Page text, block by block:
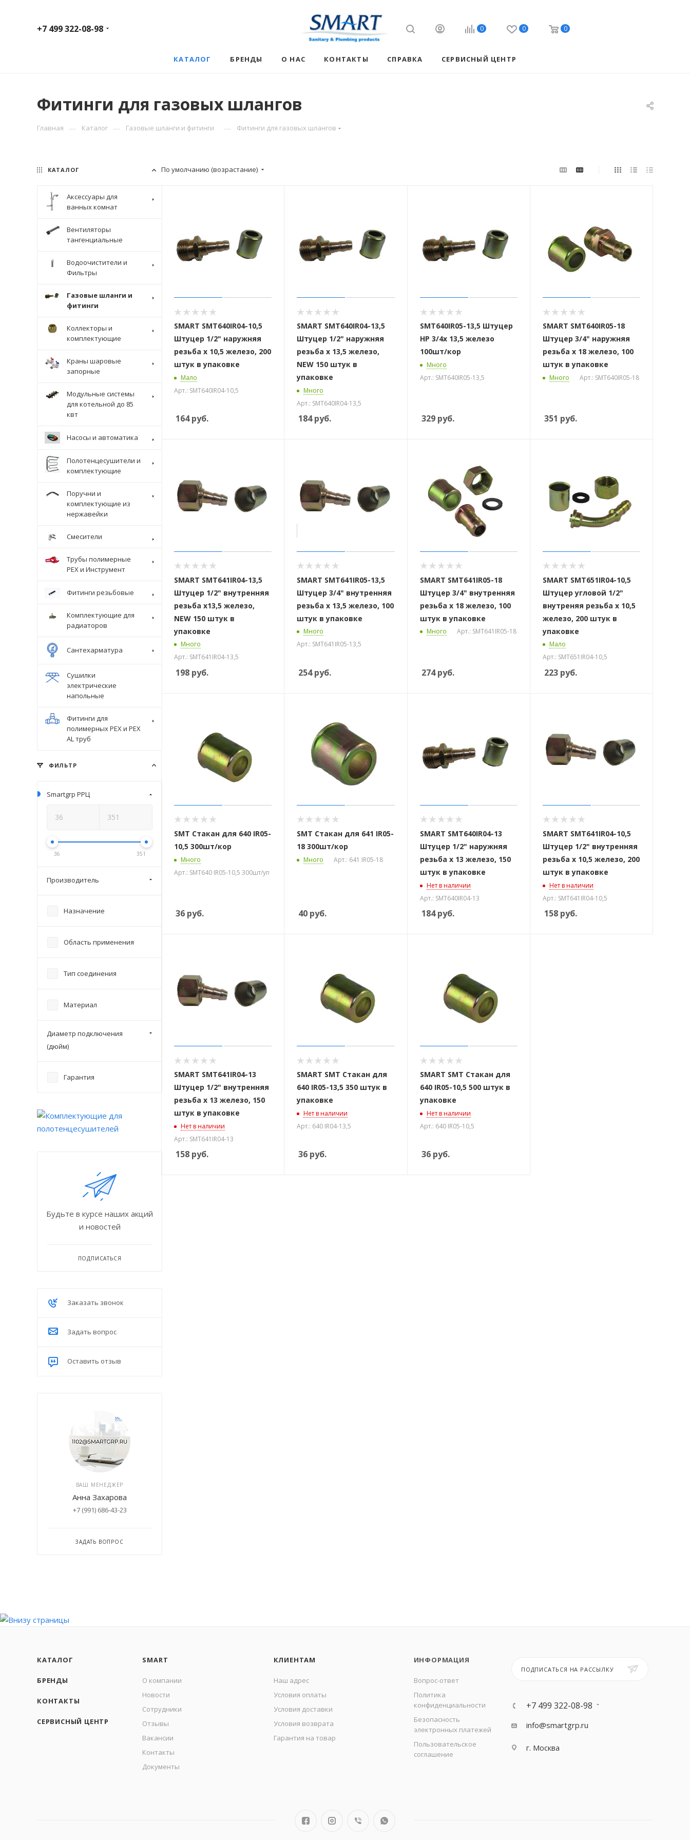
+7 499 322-08-98 0 0 0
КАТАЛОГ БРЕНДЫ О НАС КОНТАКТЫ СПРАВКА СЕРВИСНЫЙ ЦЕНТР
Фитинги для газовых шлангов
Главная — Каталог — Газовые шланги и фитинги — Фитинги для газовых шлангов
По умолчанию (возрастание)
SMART SMT640IR04-10,5
Штуцер 1/2" наружняя
резьба х 10,5 железо, 200
штук в упаковке
Мало
Арт.: SMT640IR04-10,5
164руб.
SMART SMT640IR04-13,5
Штуцер 1/2" наружняя
резьба х 13,5 железо,
NEW 150 штук в
упаковке
Много
Арт.: SMT640IR04-13,5
184руб.
SMT640IR05-13,5 Штуцер
НР 3/4х 13,5 железо
100шт/кор
Много
Арт.: SMT640IR05-13,5
329руб.
SMART SMT640IR05-18
Штуцер 3/4" наружняя
резьба х 18 железо, 100
штук в упаковке
Много Арт.: SMT640IR05-18
351 руб.
SMART SMT641IR04-13,5
Штуцер 1/2" внутренняя
резьба х13,5 железо,
NEW 150 штук в
упаковке
Много
Арт.: SMT641IR04-13,5
198 руб.
SMART SMT641IR05-13,5
Штуцер 3/4" внутренняя
резьба х 13,5 железо, 100
штук в упаковке
Много
Арт.: SMT641IR05-13,5
254руб.
SMART SMT641IR05-18
Штуцер 3/4" внутренняя
резьба х 18 железо, 100
штук в упаковке
Много Арт.: SMT641IR05-18
274руб.
SMART SMT651IR04-10,5
Штуцер угловой 1/2"
внутреняя резьба х 10,5
железо, 200 штук в
упаковке
Мало
Арт.: SMT651IR04-10,5
223руб.
SMT Стакан для 640 IR05-
10,5 300шт/кор
Много
Арт.: SMT640 IR05-10,5 300шт/уп
36 руб.
SMT Стакан для 641 IR05-
18 300шт/кор
Много Арт.: 641 IR05-18
40 руб.
SMART SMT640IR04-13
Штуцер 1/2" наружняя
резьба х 13 железо, 150
штук в упаковке
Нет в наличии
Арт.: SMT640IR04-13
184руб.
SMART SMT641IR04-10,5
Штуцер 1/2" внутренняя
резьба х 10,5 железо, 200
штук в упаковке
Нет в наличии
Арт.: SMT641IR04-10,5
158руб.
SMART SMT641IR04-13
Штуцер 1/2" внутренняя
резьба х 13 железо, 150
штук в упаковке
Нет в наличии
Арт.: SMT641IR04-13
158 руб.
SMART SMT Стакан для
640 IR05-13,5 350 штук в
упаковке
Нет в наличии
Арт.: 640 IR04-13,5
36 руб.
SMART SMT Стакан для
640 IR05-10,5 500 штук в
упаковке
Нет в наличии
Арт.: 640 IR05-10,5
36руб.
КАТАЛОГ
Аксессуары для
ванных комнат
Вентиляторы
тангенциальные
Водоочистители и
Фильтры
Газовые шланги и
фитинги
Коллекторы и
комплектующие
Краны шаровые
запорные
Модульные системы
для котельной до 85
квт
Насосы и автоматика
Полотенцесушители и
комплектующие
Поручни и
комплектующие из
нержавейки
Крепеж стоек для поручня
Смесители
Трубы полимерные
PEX и Инструмент
Фитинги резьбовые
Комплектующие для
радиаторов
Сантехарматура
Сушилки
электрические
напольные
Фитинги для
полимерных PEX и PEX
AL труб
ФИЛЬТР
Smartgrp РРЦ
36 351
Производитель
Назначение
Область применения
Тип соединения
Материал
Диаметр подключения
(дюйм)
Гарантия
Будьте в курсе наших акций
и новостей
ПОДПИСАТЬСЯ
Заказать звонок
Задать вопрос
Оставить отзыв
ВАШ МЕНЕДЖЕР
Анна Захарова
+7 (991) 686-43-23
ЗАДАТЬ ВОПРОС
КАТАЛОГ
БРЕНДЫ
КОНТАКТЫ
СЕРВИСНЫЙ ЦЕНТР
SMART
О компании
Новости
Сотрудники
Отзывы
Вакансии
Контакты
Документы
КЛИЕНТАМ
Наш адрес
Условия оплаты
Условия доставки
Условия возврата
Гарантия на товар
ИНФОРМАЦИЯ
Вопрос-ответ
Политика
конфиденциальности
Безопасность
электронных платежей
Пользовательское
соглашение
ПОДПИСАТЬСЯ НА РАССЫЛКУ
+7 499 322-08-98
info@smartgrp.ru
г. Москва